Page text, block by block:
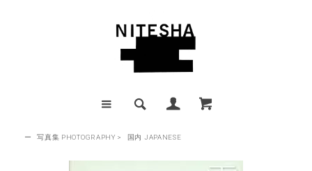
ー 写真集 PHOTOGRAPHY > 国内 JAPANESE